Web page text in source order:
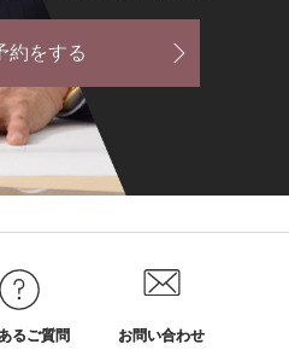
約をする
るご質問 お問い合わせ